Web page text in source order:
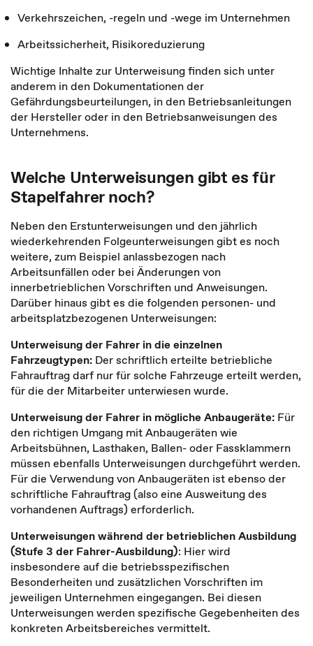
Verkehrszeichen, -regeln und -wege im Unternehmen
Arbeitssicherheit, Risikoreduzierung
Wichtige Inhalte zur Unterweisung finden sich unter
anderem in den Dokumentationen der
Gefährdungsbeurteilungen, in den Betriebsanleitungen
der Hersteller oder in den Betriebsanweisungen des
Unternehmens.
Welche Unterweisungen gibt es für
Stapelfahrer noch?
Neben den Erstunterweisungen und den jährlich
wiederkehrenden Folgeunterweisungen gibt es noch
weitere, zum Beispiel anlassbezogen nach
Arbeitsunfällen oder bei Änderungen von
innerbetrieblichen Vorschriften und Anweisungen.
Darüber hinaus gibt es die folgenden personen- und
arbeitsplatzbezogenen Unterweisungen:
Unterweisung der Fahrer in die einzelnen
Fahrzeugtypen: Der schriftlich erteilte betriebliche
Fahrauftrag darf nur für solche Fahrzeuge erteilt werden,
für die der Mitarbeiter unterwiesen wurde.
Unterweisung der Fahrer in mögliche Anbaugeräte: Für
den richtigen Umgang mit Anbaugeräten wie
Arbeitsbühnen, Lasthaken, Ballen- oder Fassklammern
müssen ebenfalls Unterweisungen durchgeführt werden.
Für die Verwendung von Anbaugeräten ist ebenso der
schriftliche Fahrauftrag (also eine Ausweitung des
vorhandenen Auftrags) erforderlich.
Unterweisungen während der betrieblichen Ausbildung
(Stufe 3 der Fahrer-Ausbildung): Hier wird
insbesondere auf die betriebsspezifischen
Besonderheiten und zusätzlichen Vorschriften im
jeweiligen Unternehmen eingegangen. Bei diesen
Unterweisungen werden spezifische Gegebenheiten des
konkreten Arbeitsbereiches vermittelt.